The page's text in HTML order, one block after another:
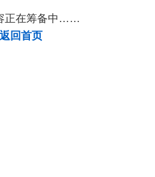
正在筹备中……
返回首页